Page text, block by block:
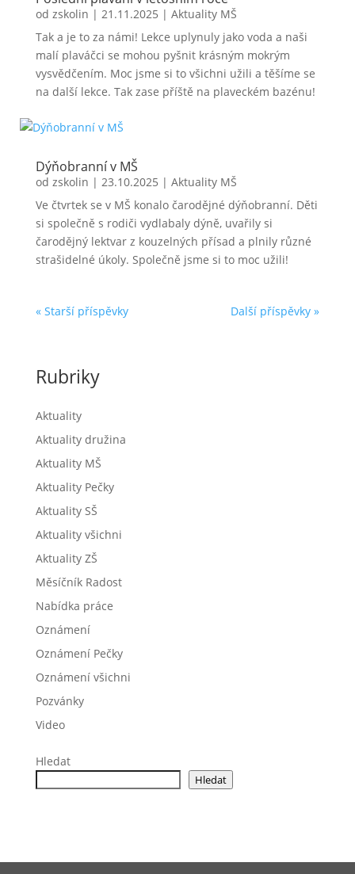
od zskolin | 21.11.2025 | Aktuality MŠ
Tak a je to za námi! Lekce uplynuly jako voda a naši
malí plaváčci se mohou pyšnit krásným mokrým
vysvědčením. Moc jsme si to všichni užili a těšíme se
na další lekce. Tak zase příště na plaveckém bazénu!
Dýňobranní v MŠ
od zskolin | 23.10.2025 | Aktuality MŠ
Ve čtvrtek se v MŠ konalo čarodějné dýňobranní. Děti
si společně s rodiči vydlabaly dýně, uvařily si
čarodějný lektvar z kouzelných přísad a plnily různé
strašidelné úkoly. Společně jsme si to moc užili!
« Starší příspěvky Další příspěvky »
Rubriky
Aktuality
Aktuality družina
Aktuality MŠ
Aktuality Pečky
Aktuality SŠ
Aktuality všichni
Aktuality ZŠ
Měsíčník Radost
Nabídka práce
Oznámení
Oznámení Pečky
Oznámení všichni
Pozvánky
Video
Hledat
Hledat